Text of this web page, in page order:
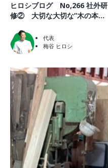
ヒロシブログ No,266 社外研
修② 大切な大切な”木の本当
代表
梅谷 ヒロシ